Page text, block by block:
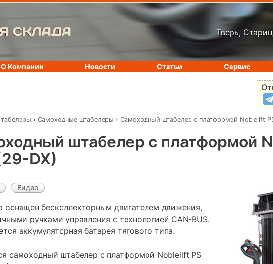
СКЛАДА Тверь,
› Самоходные штабелеры › Самоходный штабелер с платформой Noblelift
штабелер с платформой
DX)
Видео
оснащен бесколлекторным двигателем движения,
ручками управления с технологией CAN-BUS.
аккумуляторная батарея тягового типа.
самоходный штабелер с платформой Noblelift PS
О Компании Новости Статьи Сервис